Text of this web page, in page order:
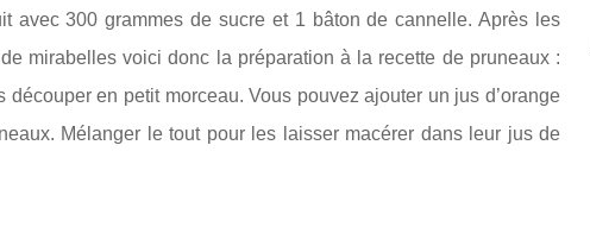
avec 300 grammes de sucre et 1 bâton de cannelle. Après les
mirabelles voici donc la préparation à la recette de pruneaux :
en petit morceau. Vous pouvez ajouter un jus d’orange
Mélanger le tout pour les laisser macérer dans leur jus de